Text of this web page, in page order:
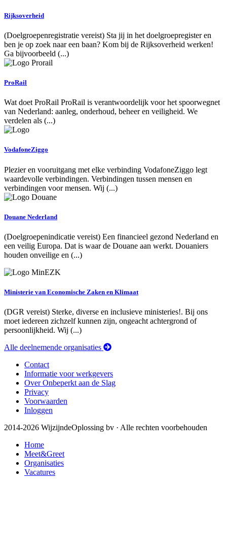
Rijksoverheid
(Doelgroepenregistratie vereist) Sta jij in het doelgroepregister en
ben je op zoek naar een baan? Kom bij de Rijksoverheid werken!
Ga bijvoorbeeld (...)
ProRail
Wat doet ProRail ProRail is verantwoordelijk voor het spoorwegnet
van Nederland: aanleg, onderhoud, beheer en veiligheid. We
verdelen als (...)
VodafoneZiggo
Plezier en vooruitgang met elke verbinding VodafoneZiggo legt
waardevolle verbindingen. Verbindingen tussen mensen en
verbindingen voor mensen. Wij (...)
Douane Nederland
(Doelgroepenindicatie vereist) Een financieel gezond Nederland en
een veilig Europa. Dat is waar de Douane aan werkt. Douaniers
houden onveilige en (...)
Ministerie van Economische Zaken en Klimaat
(DGR vereist) Sterke, diverse en inclusieve ministeries!. Bij ons
moet iedereen zichzelf kunnen zijn, ongeacht achtergrond of
persoonlijkheid. Wij (...)
Alle deelnemende organisaties
Contact
Informatie voor werkgevers
Over Onbeperkt aan de Slag
Privacy
Voorwaarden
Inloggen
2014-2026 WijzijndeOplossing bv · Alle rechten voorbehouden
Home
Meet&Greet
Organisaties
Vacatures